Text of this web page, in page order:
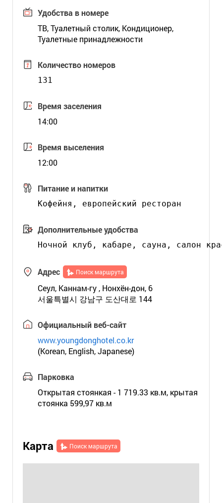
Удобства в номере
ТВ, Туалетный столик, Кондиционер,
Туалетные принадлежности
Количество номеров
131
Время заселения
14:00
Время выселения
12:00
Питание и напитки
Дополнительные удобства
Адрес Поиск маршрута
Сеул, Каннам-гу , Нонхён-дон, 6
서울특별시 강남구 도산대로 144
Официальный веб-сайт
www.youngdonghotel.co.kr
(Korean, English, Japanese)
Парковка
Открытая стоянкая - 1 719.33 кв.м, крытая
стоянка 599,97 кв.м
Карта Поиск маршрута